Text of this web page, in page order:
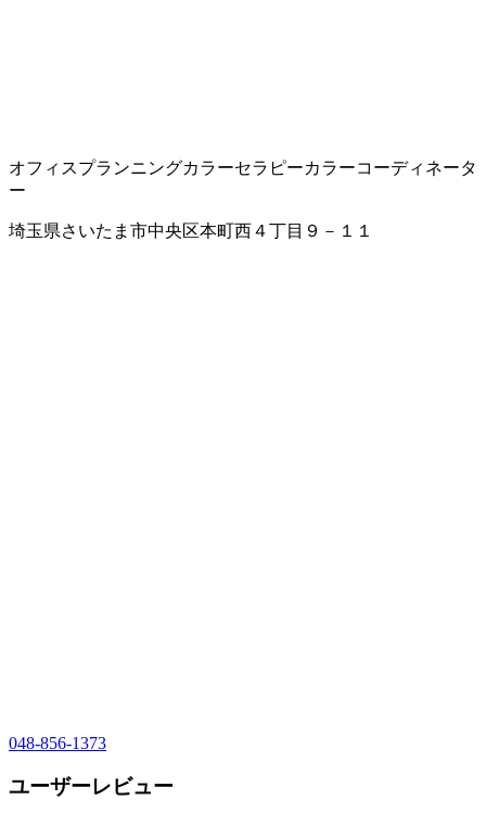
オフィスプランニングカラーセラピーカラーコーディネータ
ー
埼玉県さいたま市中央区本町西４丁目９－１１
048-856-1373
ユーザーレビュー